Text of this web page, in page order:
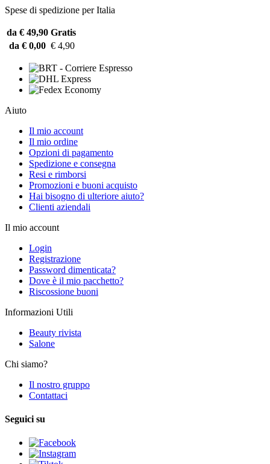
Spese di spedizione per Italia
da € 49,90 Gratis
da € 0,00 € 4,90
Aiuto
Il mio account
Il mio ordine
Opzioni di pagamento
Spedizione e consegna
Resi e rimborsi
Promozioni e buoni acquisto
Hai bisogno di ulteriore aiuto?
Clienti aziendali
Il mio account
Login
Registrazione
Password dimenticata?
Dove è il mio pacchetto?
Riscossione buoni
Informazioni Utili
Beauty rivista
Salone
Chi siamo?
Il nostro gruppo
Contattaci
Seguici su